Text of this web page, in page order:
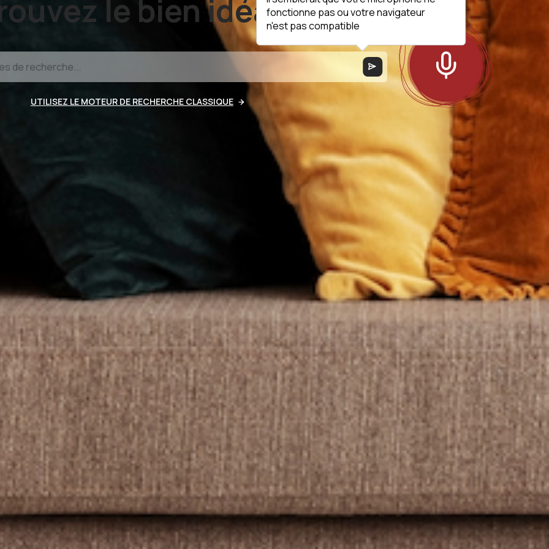
le bien idéal !fonctionne pas ou votre navigateur
n'est pas compatible
UTILISEZ LE MOTEUR DE RECHERCHE CLASSIQUE